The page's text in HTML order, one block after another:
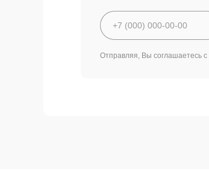
Отправляя, Вы соглашаетесь с